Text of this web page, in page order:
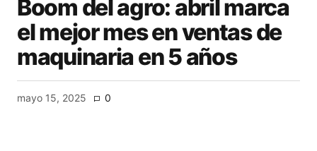
Boom del agro: abril marca
el mejor mes en ventas de
maquinaria en 5 años
mayo 15, 2025 0